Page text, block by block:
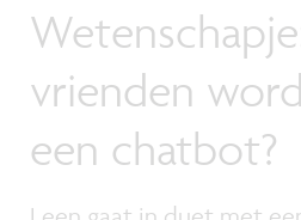
vrienden
een chatbot?